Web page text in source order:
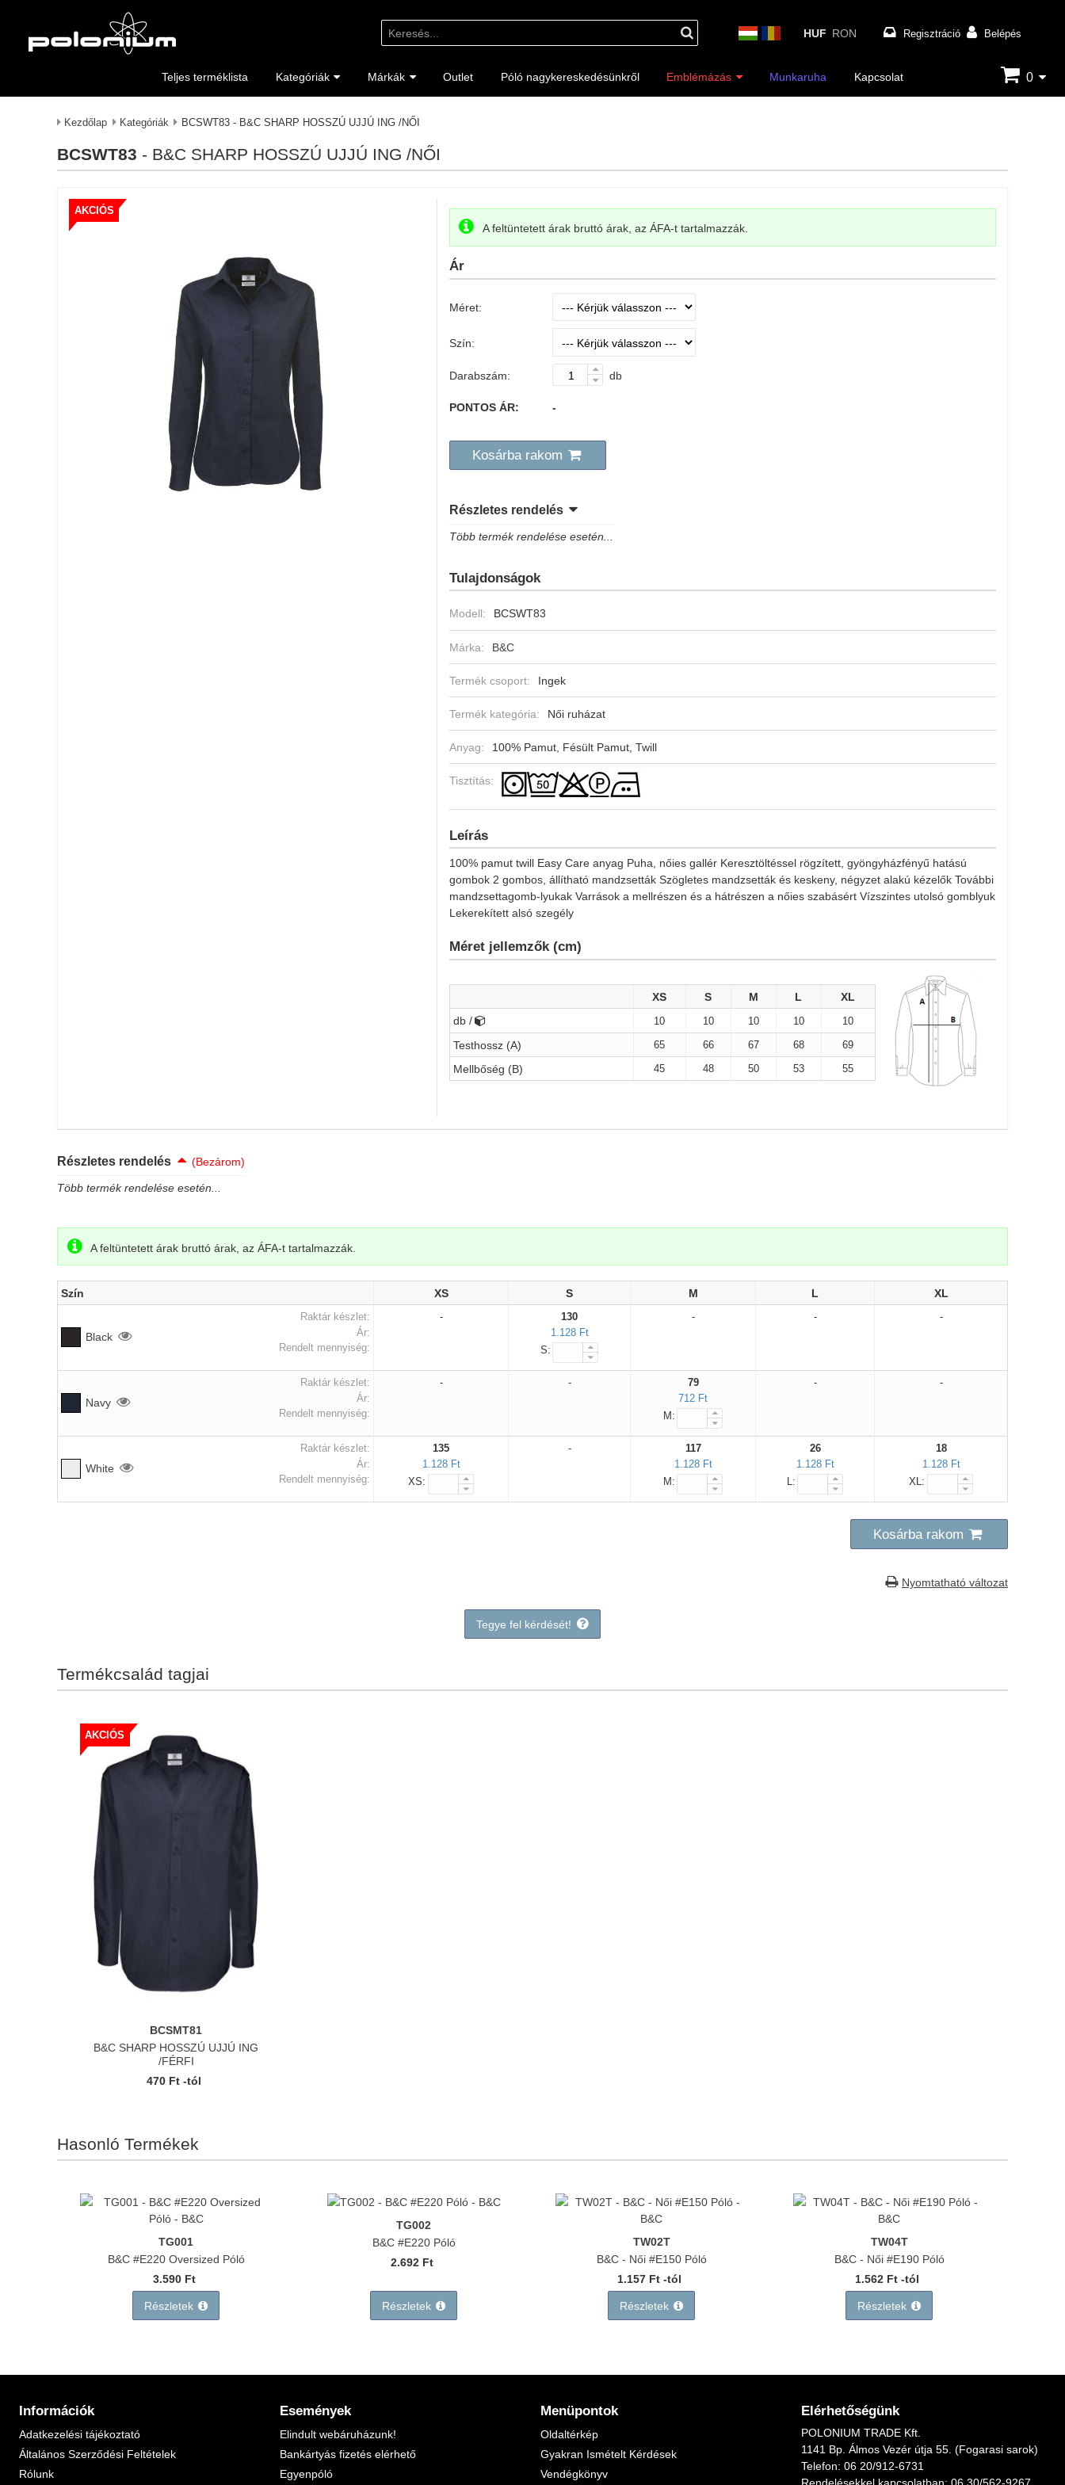
HUF RON Regisztráció Belépés
Teljes terméklista Kategóriák Márkák Outlet Póló nagykereskedésünkről Emblémázás Munkaruha Kapcsolat 0
Kezdőlap Kategóriák BCSWT83 - B&C SHARP HOSSZÚ UJJÚ ING /NŐI
BCSWT83 - B&C SHARP HOSSZÚ UJJÚ ING /NŐI
AKCIÓS
A feltüntetett árak bruttó árak, az ÁFA-t tartalmazzák.
Ár
Méret:
Szín:
Darabszám: db
PONTOS ÁR: -
Kosárba rakom
Részletes rendelés
Több termék rendelése esetén...
Tulajdonságok
Modell: BCSWT83
Márka: B&C
Termék csoport: Ingek
Termék kategória: Női ruházat
Anyag: 100% Pamut, Fésült Pamut, Twill
Tisztítás:
Leírás
100% pamut twill Easy Care anyag Puha, nőies gallér Keresztöltéssel rögzített, gyöngyházfényű hatású
gombok 2 gombos, állítható mandzsetták Szögletes mandzsetták és keskeny, négyzet alakú kézelők További
mandzsettagomb-lyukak Varrások a mellrészen és a hátrészen a nőies szabásért Vízszintes utolsó gomblyuk
Lekerekített alsó szegély
Méret jellemzők (cm)
XS S M L
XL
db /
10 10 10 10 10
Testhossz (A) 65 66 67 68 69
Mellbőség (B) 45 48 50 53 55
Részletes rendelés
(Bezárom)
Több termék rendelése esetén...
A feltüntetett árak bruttó árak, az ÁFA-t tartalmazzák.
Szín XS S M L XL
Black
Raktár készlet:
Ár:
Rendelt mennyiség:
-
130
1.128 Ft
S:
- - -
Navy
Raktár készlet:
Ár:
Rendelt mennyiség:
- -
79
712 Ft
M:
- -
White
Raktár készlet:
Ár:
Rendelt mennyiség:
135
1.128 Ft
XS:
-
117
1.128 Ft
M:
26
1.128 Ft
L:
18
1.128 Ft
XL:
Kosárba rakom
Nyomtatható változat
Tegye fel kérdését!
Termékcsalád tagjai
AKCIÓS
BCSMT81
B&C SHARP HOSSZÚ UJJÚ ING
/FÉRFI
470 Ft -tól
Hasonló Termékek
TG001
B&C #E220 Oversized Póló
3.590 Ft
Részletek
TG002
B&C #E220 Póló
2.692 Ft
Részletek
TW02T
B&C - Női #E150 Póló
1.157 Ft -tól
Részletek
TW04T
B&C - Női #E190 Póló
1.562 Ft -tól
Részletek
Információk
Adatkezelési tájékoztató
Általános Szerződési Feltételek
Rólunk
Események
Elindult webáruházunk!
Bankártyás fizetés elérhető
Egyenpóló
Menüpontok
Oldaltérkép
Gyakran Ismételt Kérdések
Vendégkönyv
Elérhetőségünk
POLONIUM TRADE Kft.
1141 Bp. Álmos Vezér útja 55. (Fogarasi sarok)
Telefon: 06 20/912-6731